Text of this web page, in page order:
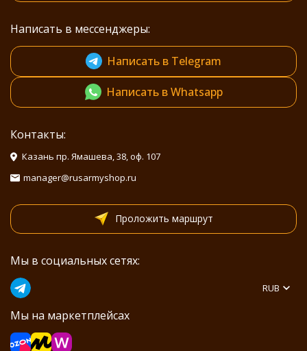
Написать в мессенджеры:
Написать в Telegram
Написать в Whatsapp
Контакты:
Казань пр. Ямашева, 38, оф. 107
manager@rusarmyshop.ru
Проложить маршрут
Мы в социальных сетях:
Мы на маркетплейсах
RUB